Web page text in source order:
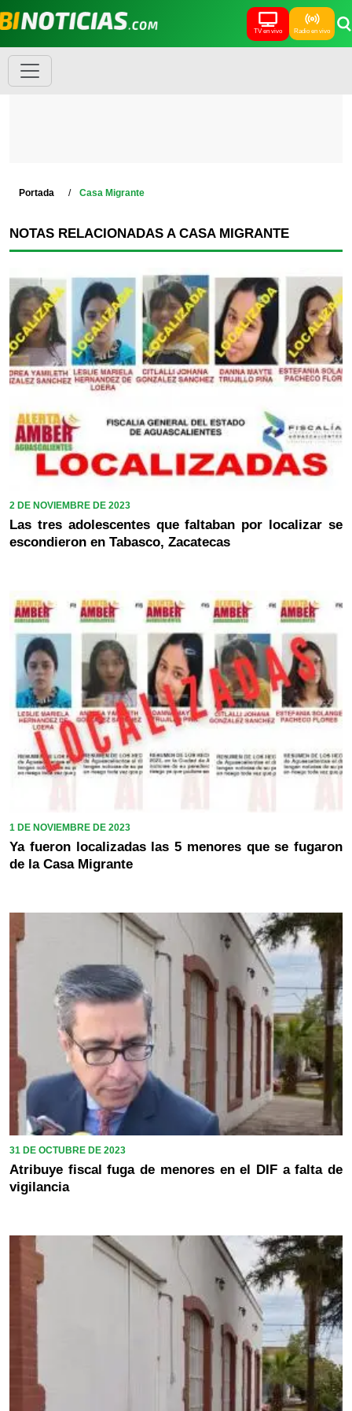
TV en vivo Radio en vivo
Portada Casa Migrante
NOTAS RELACIONADAS A CASA MIGRANTE
2 DE NOVIEMBRE DE 2023
Las tres adolescentes que faltaban por localizar se
escondieron en Tabasco, Zacatecas
1 DE NOVIEMBRE DE 2023
Ya fueron localizadas las 5 menores que se fugaron
de la Casa Migrante
31 DE OCTUBRE DE 2023
Atribuye fiscal fuga de menores en el DIF a falta de
vigilancia